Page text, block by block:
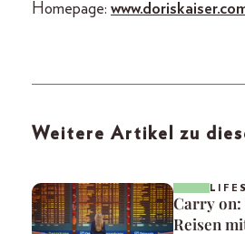
Homepage:
Weitere Artikel zu
Carry on:
Reisen